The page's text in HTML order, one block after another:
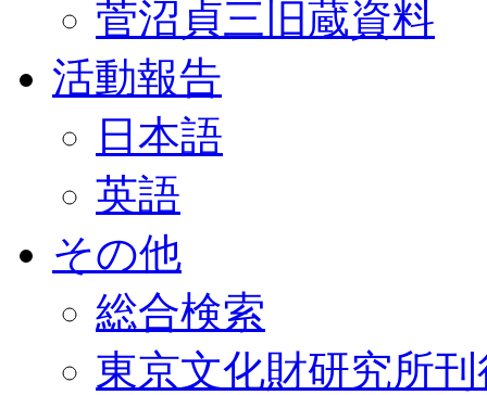
菅沼貞三旧蔵資料
活動報告
日本語
英語
その他
総合検索
東京文化財研究所